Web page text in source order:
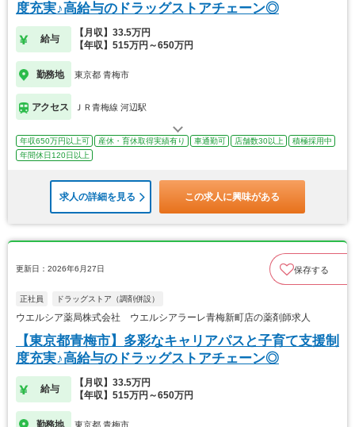
度充実♪高給与のドラッグストアチェーン◎
給与
【月収】33.5万円
【年収】515万円～650万円
勤務地 東京都 青梅市
アクセス ＪＲ青梅線 河辺駅
年収650万円以上可 産休・育休取得実績有り 車通勤可 店舗数30以上
積極採用中
年間休日120日以上
求人の詳細を見る この求人に興味がある
更新日：2026年6月27日 保存する
正社員 ドラッグストア（調剤併設）
ウエルシア薬局株式会社 ウエルシアラーレ青梅新町店の薬剤師求人
【東京都青梅市】多彩なキャリアパスと子育て支援制
度充実♪高給与のドラッグストアチェーン◎
給与
【月収】33.5万円
【年収】515万円～650万円
勤務地 東京都 青梅市